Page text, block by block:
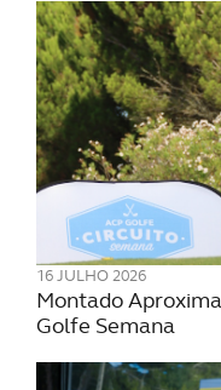
16 JULHO 2026
Montado
Golfe Semana